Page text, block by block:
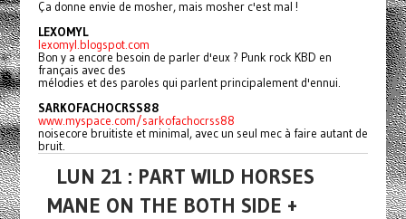
Ça donne envie de mosher, mais mosher c'est mal !
LEXOMYL
lexomyl.blogspot.com
Bon y a encore besoin de parler d'eux ? Punk rock KBD en
français avec des
mélodies et des paroles qui parlent principalement d'ennui.
SARKOFACHOCRSS88
www.myspace.com/sarkofachocrss88
noisecore bruitiste et minimal, avec un seul mec à faire autant de
bruit.
LUN 21 : PART WILD HORSES
MANE ON THE BOTH SIDE +